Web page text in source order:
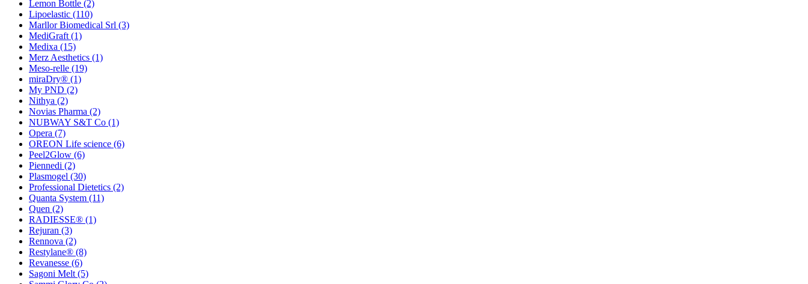
Lemon Bottle (2)
Lipoelastic (110)
Marllor Biomedical Srl (3)
MediGraft (1)
Medixa (15)
Merz Aesthetics (1)
Meso-relle (19)
miraDry® (1)
My PND (2)
Nithya (2)
Novias Pharma (2)
NUBWAY S&T Co (1)
Opera (7)
OREON Life science (6)
Peel2Glow (6)
Piennedi (2)
Plasmogel (30)
Professional Dietetics (2)
Quanta System (11)
Quen (2)
RADIESSE® (1)
Rejuran (3)
Rennova (2)
Restylane® (8)
Revanesse (6)
Sagoni Melt (5)